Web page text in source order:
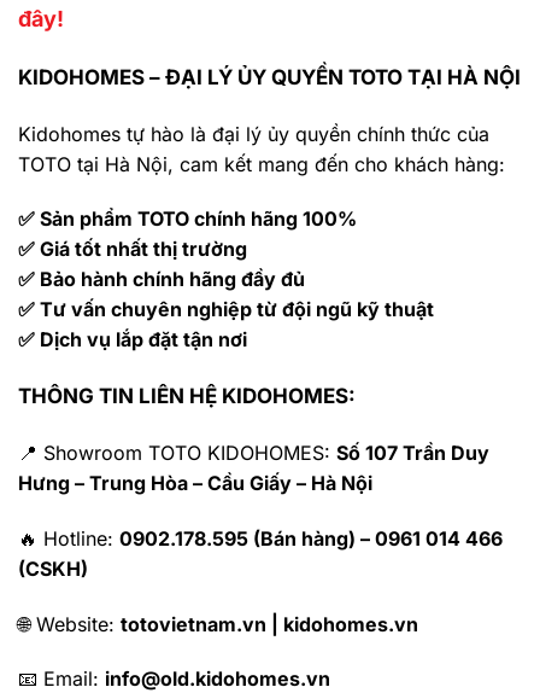
đây!
KIDOHOMES – ĐẠI LÝ ỦY QUYỀN TOTO TẠI HÀ NỘI
Kidohomes tự hào là đại lý ủy quyền chính thức của
TOTO tại Hà Nội, cam kết mang đến cho khách hàng:
✅ Sản phẩm TOTO chính hãng 100%
✅ Giá tốt nhất thị trường
✅ Bảo hành chính hãng đầy đủ
✅ Tư vấn chuyên nghiệp từ đội ngũ kỹ thuật
✅ Dịch vụ lắp đặt tận nơi
THÔNG TIN LIÊN HỆ KIDOHOMES:
📍 Showroom TOTO KIDOHOMES: Số 107 Trần Duy
Hưng – Trung Hòa – Cầu Giấy – Hà Nội
🔥 Hotline: 0902.178.595 (Bán hàng) – 0961 014 466
(CSKH)
🌐 Website: totovietnam.vn | kidohomes.vn
📧 Email: info@old.kidohomes.vn